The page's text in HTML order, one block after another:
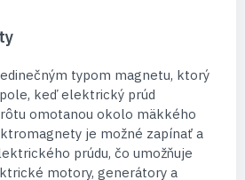
typom magnetu, ktorý
keď elektrický prúd
omotanou okolo mäkkého
je možné zapínať a
prúdu, čo umožňuje
motory, generátory a